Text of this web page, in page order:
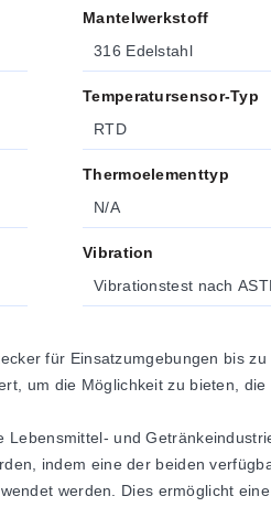
Mantelwerkstoff
316 Edelstahl
Temperatursensor-Typ
RTD
Thermoelementtyp
N/A
Vibration
Vibrationstest nach
für Einsatzumgebungen bis zu
um die Möglichkeit zu bieten,
und
indem eine der beiden
werden. Dies ermöglicht